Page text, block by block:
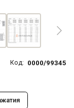
Код: 0000/99345